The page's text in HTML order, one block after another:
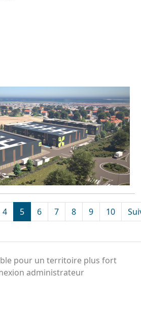
4 5 6 7 8 9 10
pour un territoire plus fort
administrateur